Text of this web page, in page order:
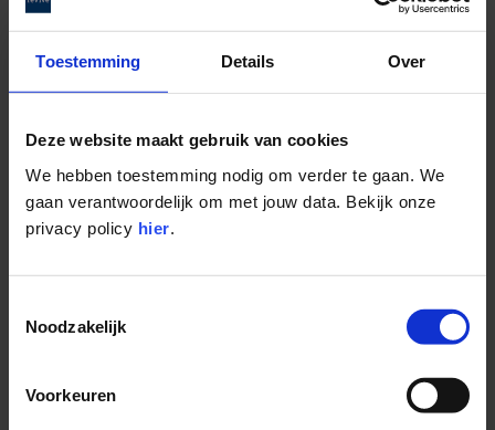
Toestemming Details Over
Deze website maakt gebruik van cookies
We hebben toestemming nodig om verder te gaan. We
gaan verantwoordelijk om met jouw data. Bekijk onze
privacy policy hier
Noodzakelijk
Voorkeuren
Deze verwevenheid van werken, wonen, sport en